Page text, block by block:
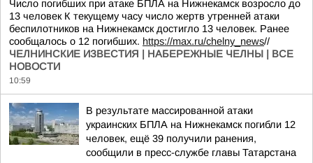
Число погибших при атаке БПЛА на Нижнекамск возросло до
13 человек К текущему часу число жертв утренней атаки
беспилотников на Нижнекамск достигло 13 человек. Ранее
сообщалось о 12 погибших. https://max.ru/chelny_news//
ЧЕЛНИНСКИЕ ИЗВЕСТИЯ | НАБЕРЕЖНЫЕ ЧЕЛНЫ | ВСЕ
НОВОСТИ
10:59
В результате массированной атаки
украинских БПЛА на Нижнекамск погибли 12
человек, ещё 39 получили ранения,
сообщили в пресс-службе главы Татарстана